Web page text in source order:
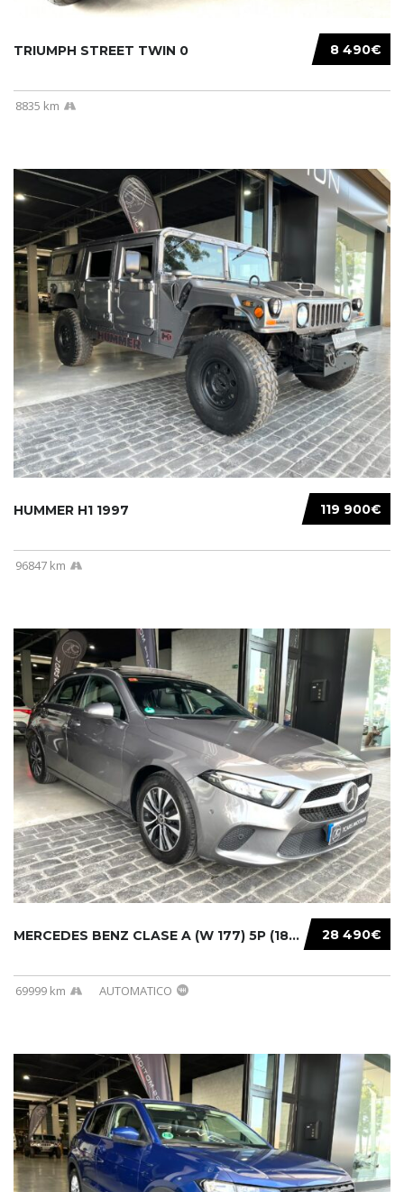
8 490€
TRIUMPH STREET TWIN 0
8835 km
119 900€
HUMMER H1 1997
96847 km
28 490€
MERCEDES BENZ CLASE A (W 177) 5P (18-) 2020....
69999 km AUTOMATICO